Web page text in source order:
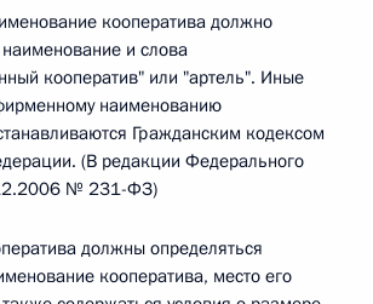
кооператива должно
и слова
кооператив" или "артель". Иные
наименованию
Гражданским кодексом
(В редакции Федерального
№ 231-ФЗ)
должны определяться
кооператива, место его